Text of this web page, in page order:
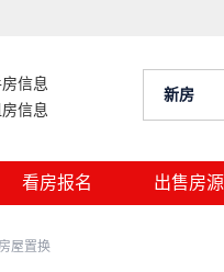
信息
信息
新房
看房报名 出售房源
屋置换